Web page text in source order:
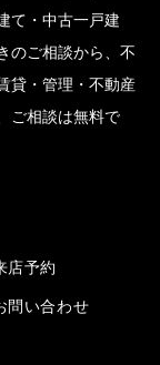
て・中古一戸建
のご相談から、不
貸・管理・不動産
ご相談は無料で
店予約
問い合わせ